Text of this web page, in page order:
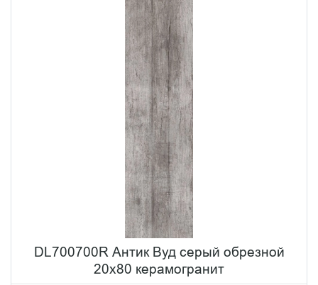
DL700700R Антик Вуд серый обрезной
20x80 керамогранит